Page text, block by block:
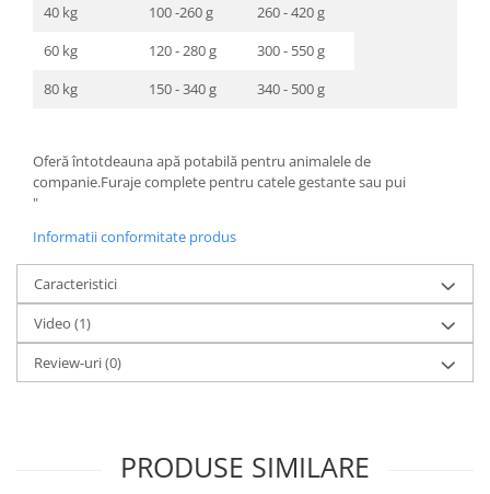
40 kg
100 -260 g
260 - 420 g
60 kg
120 - 280 g
300 - 550 g
80 kg
150 - 340 g 340 - 500 g
Oferă întotdeauna apă potabilă pentru animalele de
companie.Furaje complete pentru catele gestante sau pui
"
Informatii conformitate produs
Caracteristici
Video (1)
Review-uri(0)
PRODUSE SIMILARE